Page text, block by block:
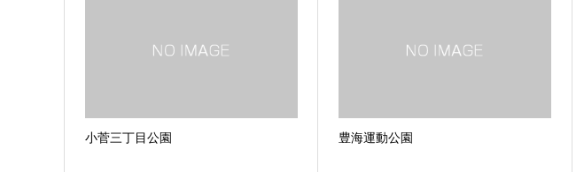
小菅三丁目公園 豊海運動公園